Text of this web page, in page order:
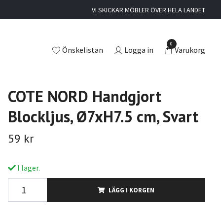
VI SKICKAR MÖBLER ÖVER HELA LANDET
Önskelistan Logga in
0
Varukorg
COTE NORD Handgjort
Blockljus, Ø7xH7.5 cm, Svart
59 kr
I lager.
LÄGG I KORGEN